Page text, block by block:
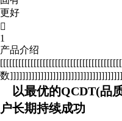
更好

1
产品介绍
数
以最优的QCDT(品
户长期持续成功